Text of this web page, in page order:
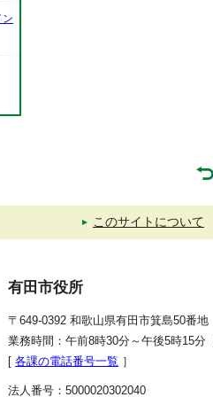
ン
このサイトについて
有田市役所
〒649-0392 和歌山県有田市箕島50番地
業務時間：午前8時30分～午後5時15分
[ 各課の電話番号一覧 ］
法人番号：5000020302040